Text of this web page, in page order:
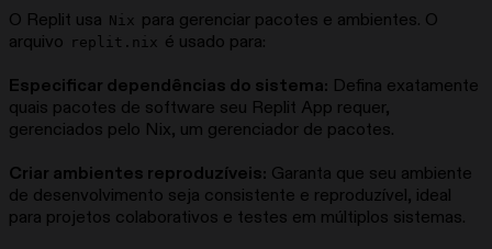
O Replit usa Nix para gerenciar pacotes e ambientes. O
arquivo
replit.nix é usado para:
Especificar dependências do sistema: Defina exatamente
quais pacotes de software seu Replit App requer,
gerenciados pelo Nix, um gerenciador de pacotes.
Criar ambientes reproduzíveis: Garanta que seu ambiente
de desenvolvimento seja consistente e reproduzível, ideal
para projetos colaborativos e testes em múltiplos sistemas.